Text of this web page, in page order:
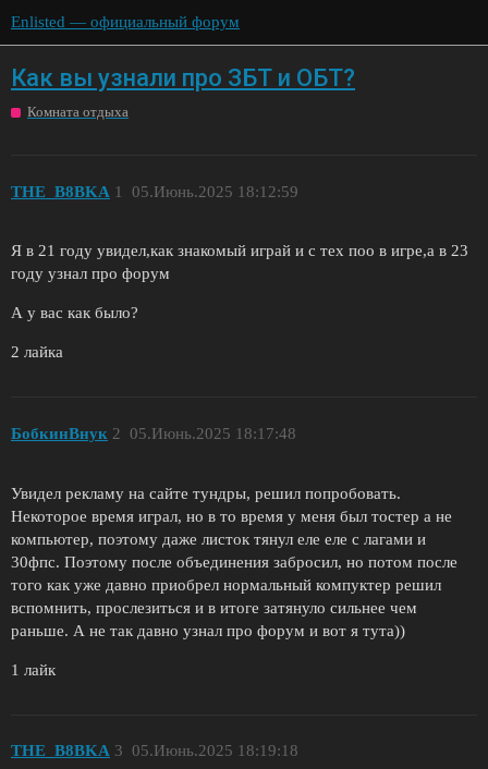
Enlisted — официальный форум
Как вы узнали про ЗБТ и ОБТ?
Комната отдыха
THE_B8BKA 05.Июнь.2025 18:12:59
1
Я в 21 году увидел,как знакомый играй и с тех поо в игре,а в 23
году узнал про форум
А у вас как было?
2 лайка
БобкинВнук 05.Июнь.2025 18:17:48
2
Увидел рекламу на сайте тундры, решил попробовать.
Некоторое время играл, но в то время у меня был тостер а не
компьютер, поэтому даже листок тянул еле еле с лагами и
30фпс. Поэтому после объединения забросил, но потом после
того как уже давно приобрел нормальный компуктер решил
вспомнить, прослезиться и в итоге затянуло сильнее чем
раньше. А не так давно узнал про форум и вот я тута))
1 лайк
THE_B8BKA 05.Июнь.2025 18:19:18
3